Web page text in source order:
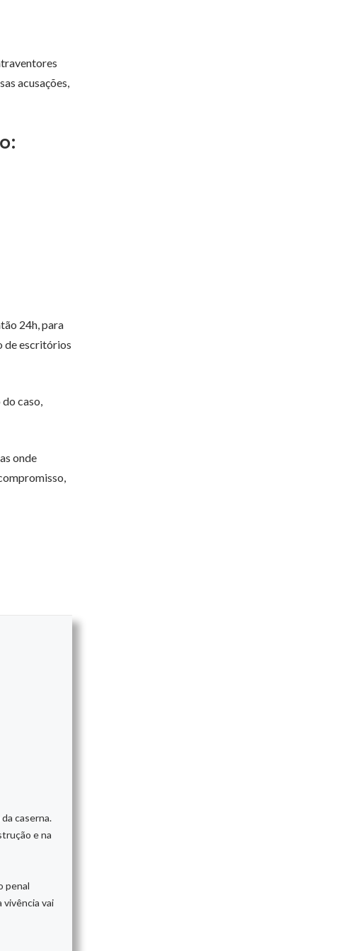
acusações,
24h, para
de escritórios
caso,
onde
caserna.
e na
penal
vivência vai